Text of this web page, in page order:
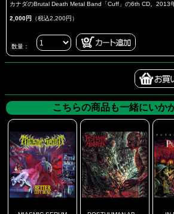
カナダのBrutal Death Metal Band「Cuff」の6th CD。2013
2,000円 （税込2,200円）
数量：
こちらの商品も一緒にいか